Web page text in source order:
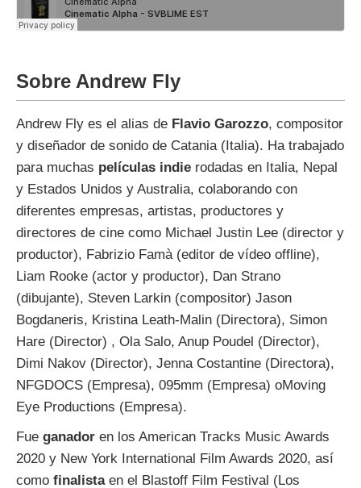
Sobre Andrew Fly
Andrew Fly es el alias de Flavio Garozzo, compositor
y diseñador de sonido de Catania (Italia). Ha trabajado
para muchas películas indie rodadas en Italia, Nepal
y Estados Unidos y Australia, colaborando con
diferentes empresas, artistas, productores y
directores de cine como Michael Justin Lee (director y
productor), Fabrizio Famà (editor de vídeo offline),
Liam Rooke (actor y productor), Dan Strano
(dibujante), Steven Larkin (compositor) Jason
Bogdaneris, Kristina Leath-Malin (Directora), Simon
Hare (Director) , Ola Salo, Anup Poudel (Director),
Dimi Nakov (Director), Jenna Costantine (Directora),
NFGDOCS (Empresa), 095mm (Empresa) oMoving
Eye Productions (Empresa).
Fue ganador en los American Tracks Music Awards
2020 y New York International Film Awards 2020, así
como finalistaen el Blastoff Film Festival (Los